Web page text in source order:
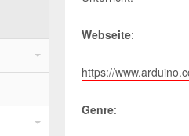
Webseite:
https://
Genre: